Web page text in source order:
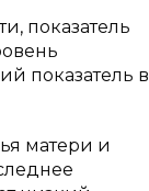
показатель
показатель в
матери и